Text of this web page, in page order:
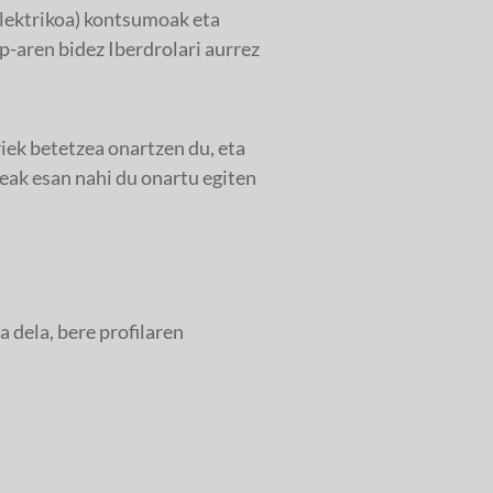
kontsumoak eta
aren bidez Iberdrolari aurrez
betetzea onartzen du, eta
esan nahi du onartu egiten
dela, bere profilaren